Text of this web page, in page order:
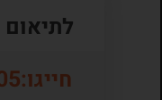
חייגו: